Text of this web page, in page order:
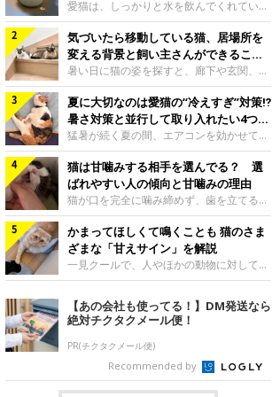
入れ方を解説
愛猫は、しっかりと水を飲んでくれていま
すか？ 夏場はエアコンで室内が涼しいこ
ともあり、猫があまり水を飲まないこと
も。積極的に水分を摂らせるためには、給
水方法を見直したり、フードから水分を摂
らせたりする方法があります。今回は獣医
師の重本仁先生に、猫に水分を摂らせるた
めにできるためできる工夫を教えていただ
きました。ボウルの高さを愛猫の好みにね
このきもち投稿写真ギャラリー水飲みボウ
ルの高さは、猫が飲むときに頭が胃より下
にならないように設定すると飲みやすいで
しょう。首を深く折り曲げずに済むため、
関節や食道への負
気づいたら移動している猫、居場所を
変える背景と飼い主さんができること
を獣医師が解説
暑い日に猫の姿を探すと、廊下や玄関、床
の上など、さっきまでとは違う場所にいる
ことがあります。何度も移動しているよう
に見えると、落ち着かないのかな、暑さで
つらいのかなと気になる場面もあるでしょ
う。猫が居場所を変える理由や、飼い主さ
んが整えたい環境などについて、ねこのき
もち獣医師相談室の山口みき先生に伺いま
した。 移動は、猫なりの快適さ選びねこ
のきもち投稿写真ギャラリー猫は家の中
で、自分にとって過ごしやすい場所を見つ
けるのが得意な動物です。 暑い季節に
は、風通しのよい場所やひんやりした床、
熱がこもりにくい場
夏に大切なのは愛猫の“冷えすぎ”対策⁉
暑さ対策と並行して取り入れたい4つの
工夫
猛暑が続く夏の間、エアコンを効かせて室
内を冷やしますよね。しかし、人にとって
は快適な温度でも、猫にとっては温度が低
すぎることも。暑さ対策と並行して、冷え
すぎ対策もしっかりと行うことが大切で
す。今回は獣医師の重本仁先生に、猫の冷
えすぎを防ぐ4つの対策を教えていただき
ました。（1） 冷房の効いていない部屋に
行き来できるようにするねこのきもち投稿
写真ギャラリー猫が寒いと感じたときに、
ましょう。冷房の効いていない部屋や廊下
へも自由に行き来できるように、ドアは猫
が通れる程度に
猫は甘噛みする相手を選んでる？ 選
ばれやすい人の傾向と甘噛みの理由
猫が口を完全に噛み締めず、歯を立てる程
度に噛む“甘噛み”。遊びやスキンシップの
ときに繰り出すことがありますが、同じ家
族でも噛まれる頻度に違いがあると感じる
ことも。ねこのきもちWEB MAGAZINEで
は、飼い主さんたちにアンケートを実施
し、愛猫が甘噛みする相手を選んでいると
感じる状況を教えてもらいました。また、
ねこのきもち獣医師相談室の原駿太朗先生
には、実際に猫は甘噛みする相手を選んで
いるのか、その真相をお聞きします。約6
割の飼い主さんが「甘噛みする相手を選ん
でいる」と感じていた※2026年5月実施
かまってほしくて鳴くことも 猫のさま
ざまな「甘えサイン」を解説
一見クールで、人やほかの動物に対してあ
まり求めないように見える猫。しかし、実
は甘えん坊な性格の猫も少なくありませ
ん。今回は猫たちが出している“甘えサイ
ン”について、帝京科学大学生命環境学部
アニマルサイエンス学科准教授の加隈良枝
先生に教えていただきました。鳴くのは、
かまってほしいサインねこのきもち投稿写
真ギャラリーもともと、子猫が親猫に対し
【あの会社も使ってる！】DM発送なら
絶対チクタクメール便！
PR(チクタクメール便)
Recommended by